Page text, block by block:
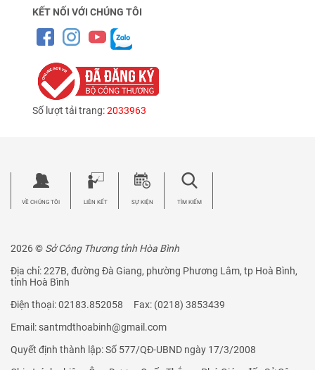
KẾT NỐI VỚI CHÚNG TÔI
Số lượt tải trang:2033963
2026 © Sở Công Thương tỉnh Hòa Bình
Địa chỉ: 227B, đường Đà Giang, phường Phương Lâm, tp Hoà Bình,
tỉnh Hoà Bình
Điện thoại: 02183.852058 Fax: (0218) 3853439
Email: santmdthoabinh@gmail.com
Quyết định thành lập: Số 577/QĐ-UBND ngày 17/3/2008
VỀ CHÚNG TÔI LIÊN KẾT SỰ KIỆN TÌM KIẾM